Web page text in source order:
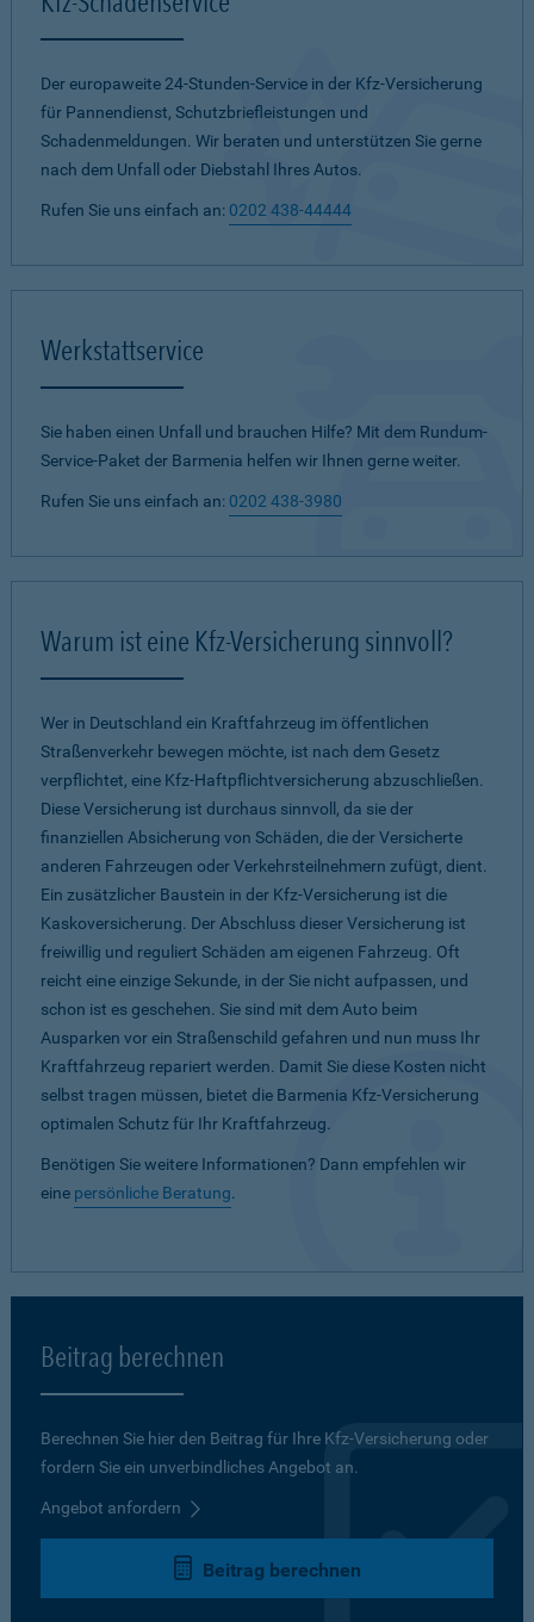
Der europaweite 24-Stunden-Service in der Kfz-Versicherung
für Pannendienst, Schutzbriefleistungen und
Schadenmeldungen. Wir beraten und unterstützen Sie gerne
nach dem Unfall oder Diebstahl Ihres Autos.
Rufen Sie uns einfach an: 0202 438-44444
Werkstattservice
Sie haben einen Unfall und brauchen Hilfe? Mit dem Rundum-
Service-Paket der Barmenia helfen wir Ihnen gerne weiter.
Rufen Sie uns einfach an: 0202 438-3980
Warum ist eine Kfz-Versicherung sinnvoll?
Wer in Deutschland ein Kraftfahrzeug im öffentlichen
Straßenverkehr bewegen möchte, ist nach dem Gesetz
verpflichtet, eine Kfz-Haftpflichtversicherung abzuschließen.
Diese Versicherung ist durchaus sinnvoll, da sie der
finanziellen Absicherung von Schäden, die der Versicherte
anderen Fahrzeugen oder Verkehrsteilnehmern zufügt, dient.
Ein zusätzlicher Baustein in der Kfz-Versicherung ist die
Kaskoversicherung. Der Abschluss dieser Versicherung ist
freiwillig und reguliert Schäden am eigenen Fahrzeug. Oft
reicht eine einzige Sekunde, in der Sie nicht aufpassen, und
schon ist es geschehen. Sie sind mit dem Auto beim
Ausparken vor ein Straßenschild gefahren und nun muss Ihr
Kraftfahrzeug repariert werden. Damit Sie diese Kosten nicht
selbst tragen müssen, bietet die Barmenia Kfz-Versicherung
optimalen Schutz für Ihr Kraftfahrzeug.
Benötigen Sie weitere Informationen? Dann empfehlen wir
eine persönliche Beratung.
Beitrag berechnen
Berechnen Sie hier den Beitrag für Ihre Kfz-Versicherung oder
fordern Sie ein unverbindliches Angebot an.
Angebot anfordern
Beitrag berechnen